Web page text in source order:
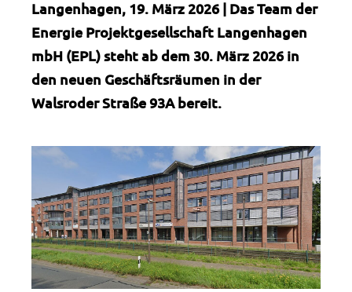
Langenhagen, 19. März 2026 | Das Team der
Energie Projektgesellschaft Langenhagen
mbH (EPL) steht ab dem 30. März 2026 in
den neuen Geschäftsräumen in der
Walsroder Straße 93A bereit.